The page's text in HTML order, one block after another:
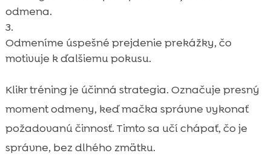
odmena.
Odmeníme úspešné prejdenie prekážky, čo
motivuje k ďalšiemu pokusu.
Klikr tréning je účinná strategia. Označuje presný
moment odmeny, keď mačka správne vykonať
požadovanú činnosť. Timto sa učí chápať, čo je
správne, bez dlhého zmätku.